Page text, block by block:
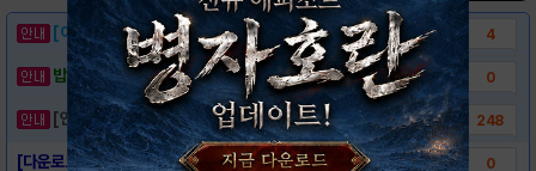
[이벤트] 웃음으로 매일매일 해피! 유머 게시.. 4
밥알이의 헝앱통신 ⑲ “밥알이, 드디어 멀티를.. 0
[안내] 헝그리앱 필수 상식! 밥알 획득 안내.. 248
[다운로드링크] - 크리스탈 프린세스 0